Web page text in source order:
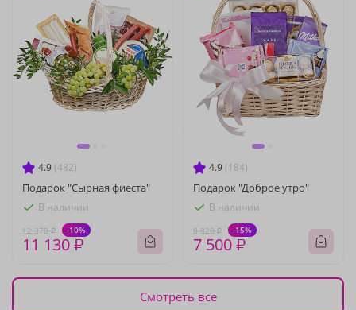
4.9 (482)
Подарок "Сырная фиеста"
В наличии
12 370 ₽ -10%
11 130 ₽
4.9 (184)
Подарок "Доброе утро"
В наличии
8 820 ₽ -15%
7 500 ₽
Смотреть все